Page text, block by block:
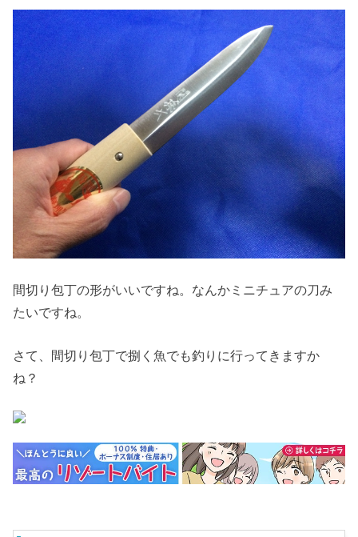
間切り包丁の形がいいですね。なんかミニチュアの刀み
たいですね。
さて、間切り包丁で捌く魚でも釣りに行ってきますか
ね？